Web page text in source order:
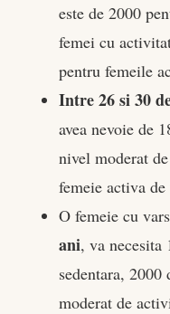
este de 2000
femei cu
pentru femeile
Intre 26 si 30
avea nevoie de
nivel moderat
femeie activa
O femeie cu
ani, va necesita
sedentara,
moderat de